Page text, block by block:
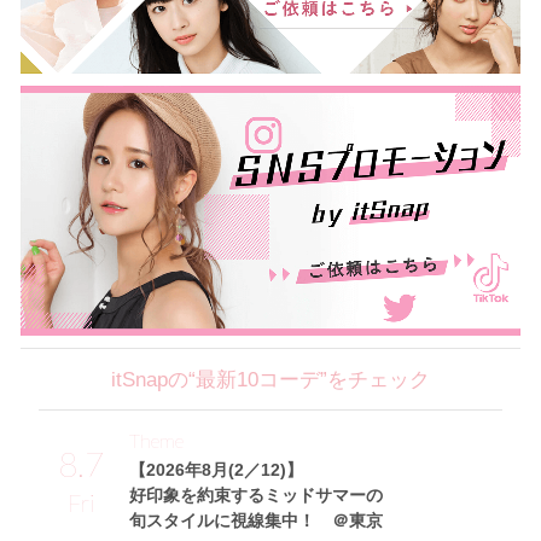
itSnapの“最新10コーデ”をチェック
8.7
Fri
【2026年8月(2／12)】
好印象を約束するミッドサマーの
旬スタイルに視線集中！ ＠東京
Theme